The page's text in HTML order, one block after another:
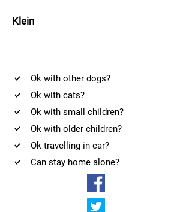
Klein
Ok with other dogs?
Ok with cats?
Ok with small children?
Ok with older children?
Ok travelling in car?
Can stay home alone?